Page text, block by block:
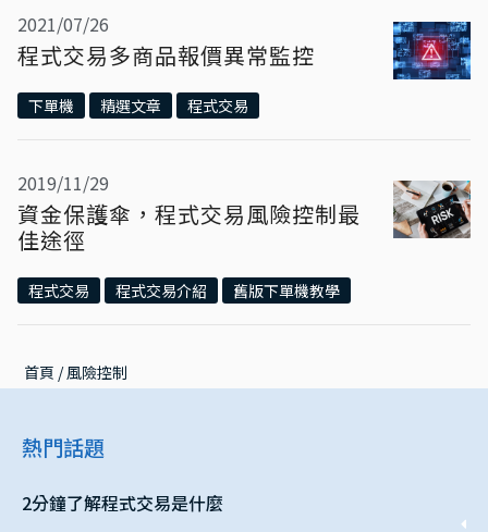
2021/07/26
程式交易多商品報價異常監控
下單機 精選文章 程式交易
2019/11/29
資金保護傘，程式交易風險控制最
佳途徑
程式交易 程式交易介紹 舊版下單機教學
首頁 / 風險控制
熱門話題
2分鐘了解程式交易是什麼